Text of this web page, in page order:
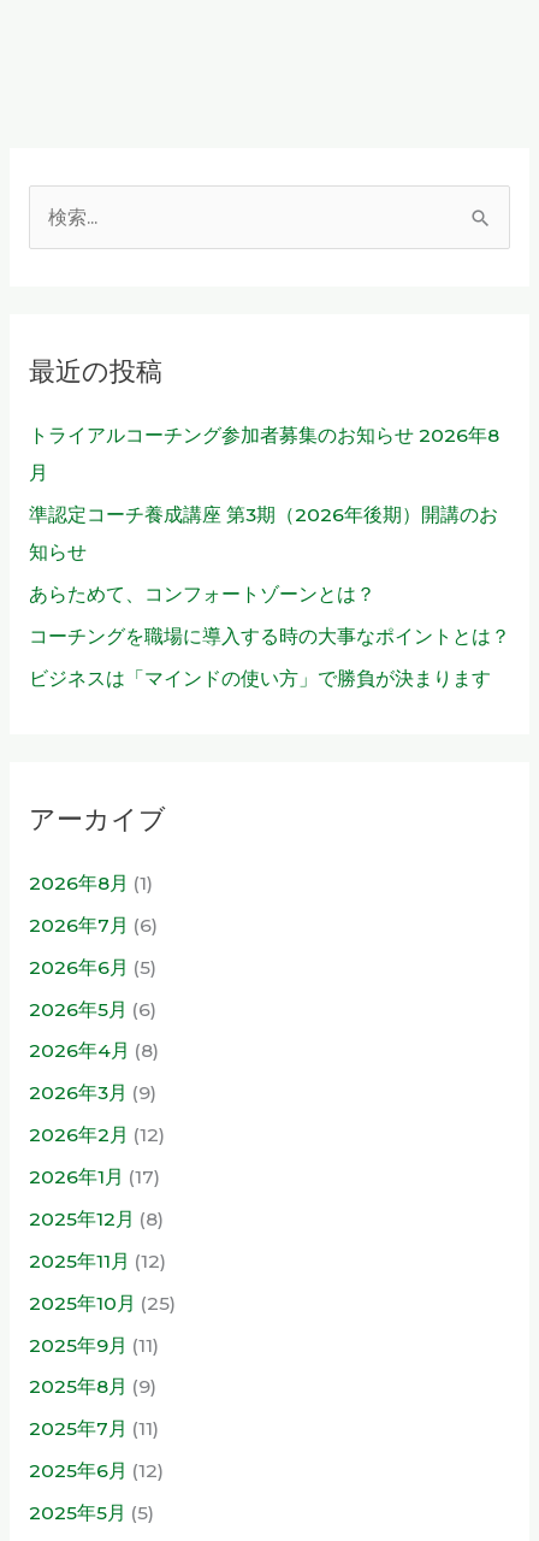
:最近の投稿
トライアルコーチング参加者募集のお知らせ 2026年8
月
準認定コーチ養成講座 第3期（2026年後期）開講のお
知らせ
あらためて、コンフォートゾーンとは？
コーチングを職場に導入する時の大事なポイントとは？
ビジネスは「マインドの使い方」で勝負が決まります
アーカイブ
2026年8月 (1)
2026年7月 (6)
2026年6月 (5)
2026年5月 (6)
2026年4月 (8)
2026年3月 (9)
2026年2月 (12)
2026年1月 (17)
2025年12月 (8)
2025年11月 (12)
2025年10月 (25)
2025年9月 (11)
2025年8月 (9)
2025年7月 (11)
2025年6月 (12)
2025年5月 (5)